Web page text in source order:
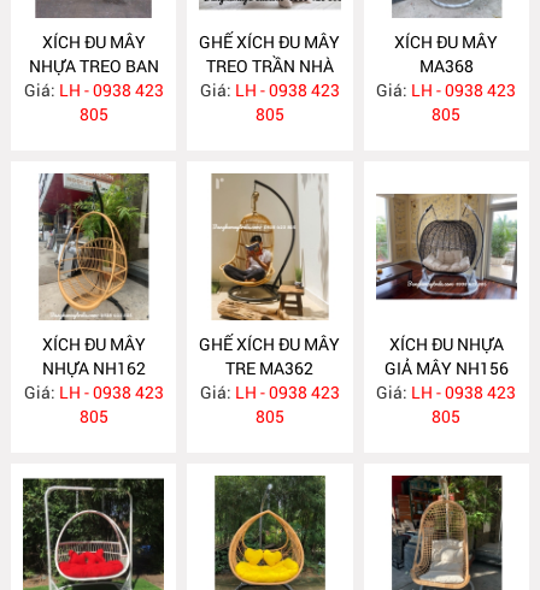
XÍCH ĐU MÂY
NHỰA TREO BAN
CÔNG NH169
Giá: LH - 0938 423
805
GHẾ XÍCH ĐU MÂY
TREO TRẦN NHÀ
MA376
Giá: LH - 0938 423
805
XÍCH ĐU MÂY
MA368
Giá: LH - 0938 423
805
XÍCH ĐU MÂY
NHỰA NH162
Giá: LH - 0938 423
805
GHẾ XÍCH ĐU MÂY
TRE MA362
Giá: LH - 0938 423
805
XÍCH ĐU NHỰA
GIẢ MÂY NH156
Giá: LH - 0938 423
805